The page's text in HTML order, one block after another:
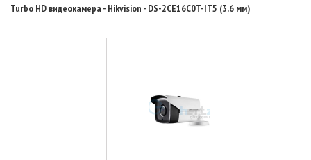
Turbo HD видеокамера - Hikvision - DS-2CE16C0T-IT5 (3.6 мм)